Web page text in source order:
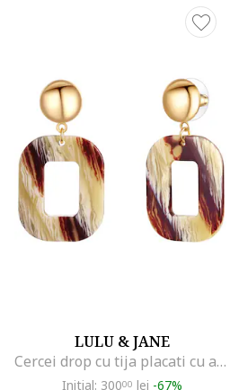
LULU & JANE
Cercei drop cu tija placati cu aur de 14K, Auriu
Initial: 30000 lei -67%